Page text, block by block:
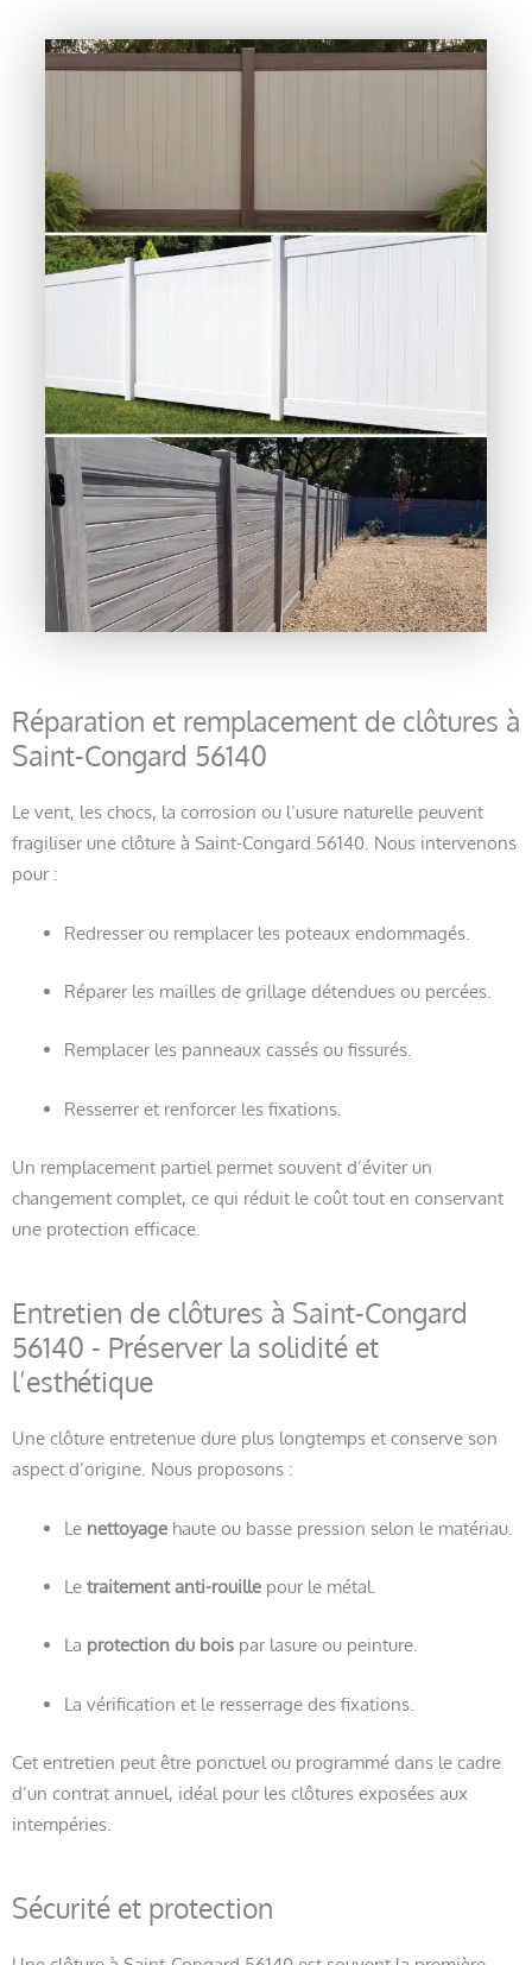
Réparation et remplacement de clôtures à
Saint-Congard 56140
Le vent, les chocs, la corrosion ou l’usure naturelle peuvent
fragiliser une clôture à Saint-Congard 56140. Nous intervenons
pour :
Redresser ou remplacer les poteaux endommagés.
Réparer les mailles de grillage détendues ou percées.
Remplacer les panneaux cassés ou fissurés.
Resserrer et renforcer les fixations.
Un remplacement partiel permet souvent d’éviter un
changement complet, ce qui réduit le coût tout en conservant
une protection efficace.
Entretien de clôtures à Saint-Congard
56140 - Préserver la solidité et
l’esthétique
Une clôture entretenue dure plus longtemps et conserve son
aspect d’origine. Nous proposons :
Le nettoyagehaute ou basse pression selon le matériau.
Le traitement anti-rouillepour le métal.
La protection du boispar lasure ou peinture.
La vérification et le resserrage des fixations.
Cet entretien peut être ponctuel ou programmé dans le cadre
d’un contrat annuel, idéal pour les clôtures exposées aux
intempéries.
Sécurité et protection